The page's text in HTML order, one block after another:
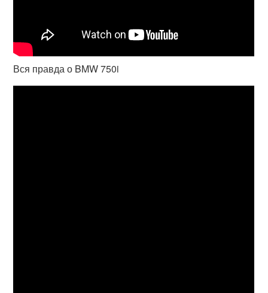
Вся правда о BMW 750i